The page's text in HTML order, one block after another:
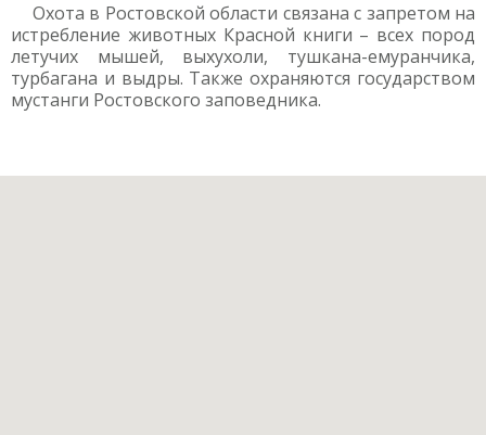
Охота в Ростовской области связана с запретом на
истребление животных Красной книги – всех пород
летучих мышей, выхухоли, тушкана-емуранчика,
турбагана и выдры. Также охраняются государством
мустанги Ростовского заповедника.